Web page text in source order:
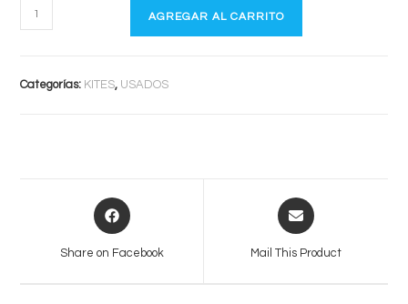
KITE
ELEVEIGHT
AGREGAR AL CARRITO
Categorías: KITES, USADOS
Opens
in
Share on Facebook
Opens
in
Mail This Product